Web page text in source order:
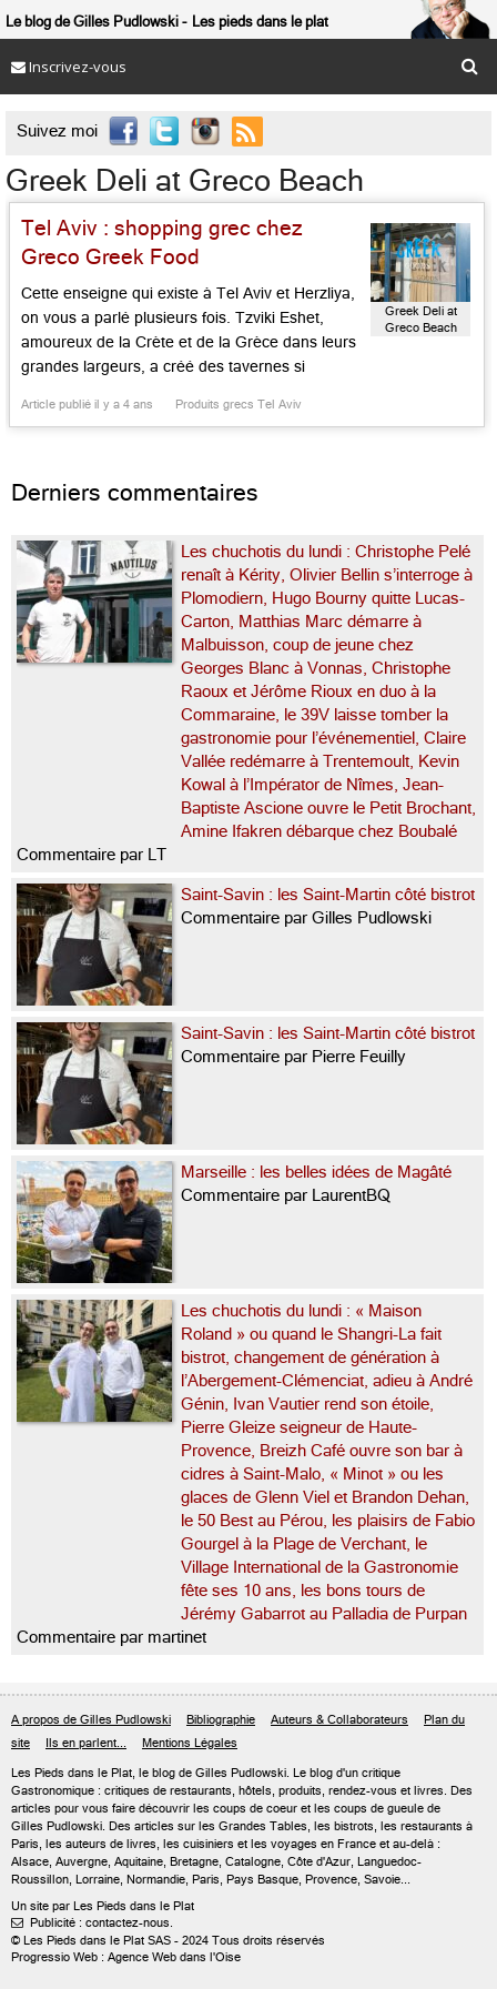
Le blog de Gilles Pudlowski Les pieds dans le plat
Inscrivez-vous
Suivez moi 
Greek Deli at Greco Beach
Tel Aviv : shopping grec chez
Greco Greek Food
Cette enseigne qui existe à Tel Aviv et Herzliya,
on vous a parlé plusieurs fois. Tzviki Eshet,
amoureux de la Crète et de la Grèce dans leurs
grandes largeurs, a créé des tavernes si
Grèce ». Voilà qu’il prolonge son effort sur la
Article publié il y a 4 ans Produits grecs Tel Aviv
Greek Deli at
Greco Beach
Derniers commentaires
Les chuchotis du lundi : Christophe Pelé
renaît à Kérity, Olivier Bellin s’interroge à
Plomodiern, Hugo Bourny quitte Lucas-
Carton, Matthias Marc démarre à
Malbuisson, coup de jeune chez
Georges Blanc à Vonnas, Christophe
Raoux et Jérôme Rioux en duo à la
Commaraine, le 39V laisse tomber la
gastronomie pour l’événementiel, Claire
Vallée redémarre à Trentemoult, Kevin
Kowal à l’Impérator de Nîmes, Jean-
Baptiste Ascione ouvre le Petit Brochant,
Amine Ifakren débarque chez Boubalé
Commentaire par LT
Saint-Savin : les Saint-Martin côté bistrot
Commentaire par Gilles Pudlowski
Saint-Savin : les Saint-Martin côté bistrot
Commentaire par Pierre Feuilly
Marseille : les belles idées de Magâté
Commentaire par LaurentBQ
Les chuchotis du lundi : « Maison
Roland » ou quand le Shangri-La fait
bistrot, changement de génération à
l’Abergement-Clémenciat, adieu à André
Génin, Ivan Vautier rend son étoile,
Pierre Gleize seigneur de Haute-
Provence, Breizh Café ouvre son bar à
cidres à Saint-Malo, « Minot » ou les
glaces de Glenn Viel et Brandon Dehan,
le 50 Best au Pérou, les plaisirs de Fabio
Gourgel à la Plage de Verchant, le
Village International de la Gastronomie
fête ses 10 ans, les bons tours de
Jérémy Gabarrot au Palladia de Purpan
Commentaire par martinet
A propos de Gilles Pudlowski Bibliographie Auteurs & Collaborateurs
Plan du
site
Ils en parlent... Mentions Légales
Les Pieds dans le Plat, le blog de Gilles Pudlowski. Le blog d'un critique
Gastronomique : critiques de restaurants, hôtels, produits, rendez-vous et livres. Des
articles pour vous faire découvrir les coups de coeur et les coups de gueule de
Gilles Pudlowski. Des articles sur les Grandes Tables, les bistrots, les restaurants à
Paris, les auteurs de livres, les cuisiniers et les voyages en France et au-delà :
Alsace, Auvergne, Aquitaine, Bretagne, Catalogne, Côte d'Azur, Languedoc-
Roussillon, Lorraine, Normandie, Paris, Pays Basque, Provence, Savoie...
Un site par Les Pieds dans le Plat
 Publicité : contactez-nous.
© Les Pieds dans le Plat SAS - 2024 Tous droits réservés
Progressio Web : Agence Web dans l'Oise